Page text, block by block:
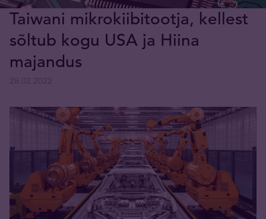
Taiwani mikrokiibitootja, kellest
sõltub kogu USA ja Hiina
majandus